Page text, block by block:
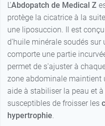
L'Abdopatch de Medical Z
protège la cicatrice à la
une liposuccion. Il est
d'huile minérale soudés sur
comporte une partie
permet de s'ajuster à
zone abdominale maintient
aide à stabiliser la peau et à
susceptibles de froisser les
hypertrophie.